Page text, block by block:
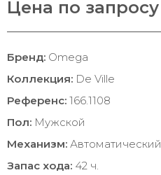
Цена по запросу
Бренд: Omega
Коллекция: De Ville
Референс: 166.1108
Пол: Мужской
Механизм: Автоматический
Запас хода: 42 ч.